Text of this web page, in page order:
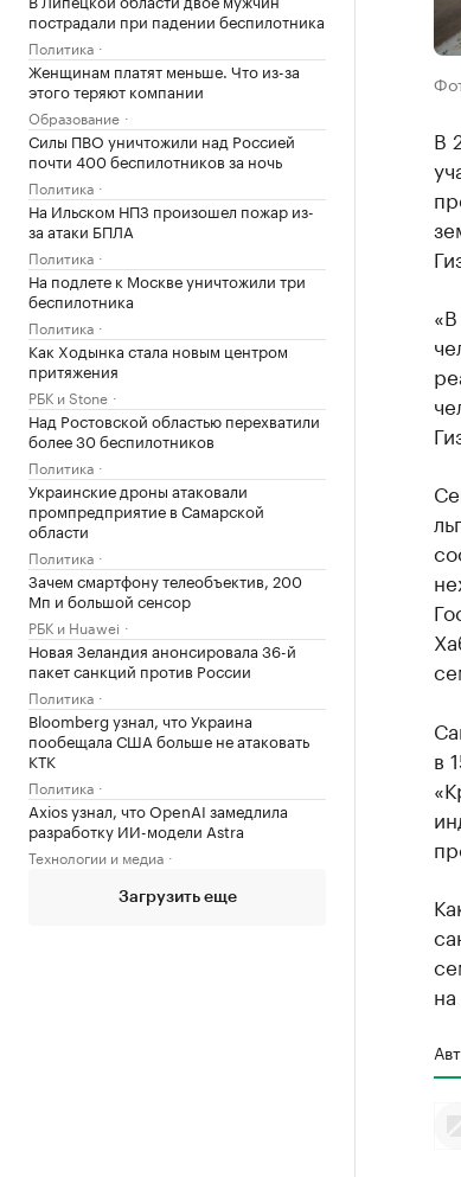
пострадали при падении беспилотника
Политика
Женщинам платят меньше. Что из-за
этого теряют компании
Образование
Силы ПВО уничтожили над Россией
почти 400 беспилотников за ночь
Политика
На Ильском НПЗ произошел пожар из-
за атаки БПЛА
Политика
На подлете к Москве уничтожили три
беспилотника
Политика
Как Ходынка стала новым центром
притяжения
РБК и Stone
Над Ростовской областью перехватили
более 30 беспилотников
Политика
Украинские дроны атаковали
промпредприятие в Самарской
области
Политика
Зачем смартфону телеобъектив, 200
Мп и большой сенсор
РБК и Huawei
Новая Зеландия анонсировала 36-й
пакет санкций против России
Политика
Bloomberg узнал, что Украина
пообещала США больше не атаковать
КТК
Политика
Axios узнал, что OpenAI замедлила
разработку ИИ-модели Astra
Технологии и медиа
Загрузить еще
В
в